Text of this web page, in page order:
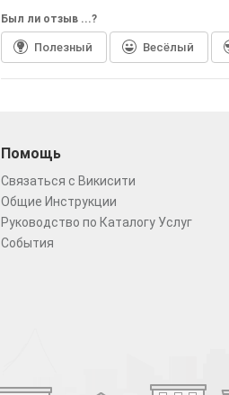
Был ли отзыв ...?
Полезный Весёлый
Помощь
Связаться с Викисити
Общие Инструкции
Руководство по Каталогу Услуг
События